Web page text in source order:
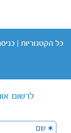
כל הקטגוריות |
לרשום